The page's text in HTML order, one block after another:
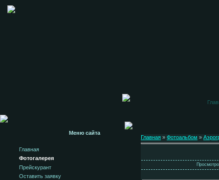
Меню сайта
Главная
Фотогалерея
Прейскурант
Оставить заявку
Главная » Фотоальбом »